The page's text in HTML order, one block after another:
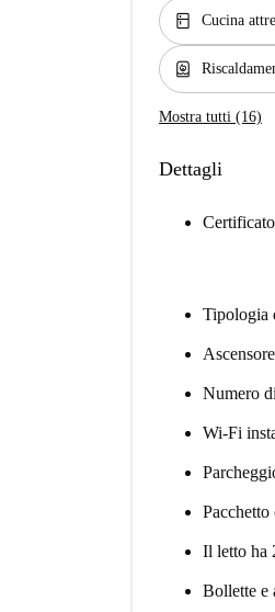
kitchen Cucina
water_heater
Mostra tutti (16)
Dettagli
Tipologia
Numero
Wi-Fi
Il letto ha
Bollette e